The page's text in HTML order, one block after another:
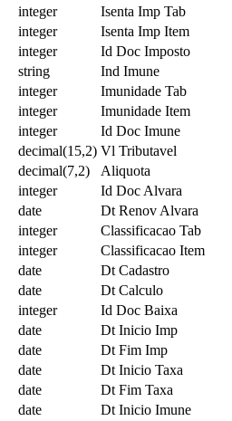
integer
Isenta Imp Tab
integer
Isenta Imp Item
integer
Id Doc Imposto
string
Ind Imune
integer
Imunidade Tab
integer
Imunidade Item
integer
Id Doc Imune
decimal(15,2) Vl Tributavel
decimal(7,2)
Aliquota
integer
Id Doc Alvara
date
Dt Renov Alvara
integer
Classificacao Tab
integer
Classificacao Item
date
Dt Cadastro
date
Dt Calculo
integer
Id Doc Baixa
date
Dt Inicio Imp
date
Dt Fim Imp
date
Dt Inicio Taxa
date
Dt Fim Taxa
date
Dt Inicio Imune